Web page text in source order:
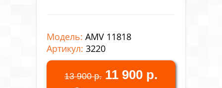
Модель: AMV 11818
Артикул: 3220
13 900 р. 11 900 р.